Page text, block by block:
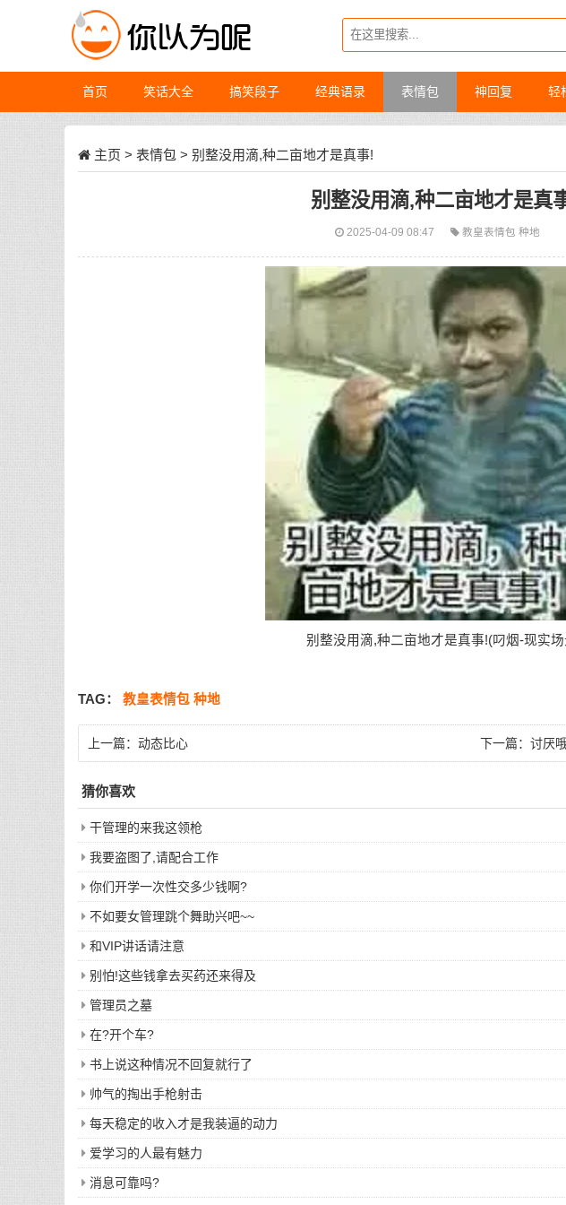
首页 笑话大全 搞笑段子 经典语录 表情包 神回复 轻
主页 > 表情包 > 别整没用滴,种二亩地才是真事!
别整没用滴,种二亩地才是真
2025-04-09 08:47 教皇表情包种地
别整没用滴,种二亩地才是真事!(叼烟-现实场
TAG： 教皇表情包 种地
上一篇： 动态比心 下一篇：讨厌
猜你喜欢
干管理的来我这领枪
我要盗图了,请配合工作
你们开学一次性交多少钱啊?
不如要女管理跳个舞助兴吧~~
和VIP讲话请注意
别怕!这些钱拿去买药还来得及
管理员之墓
在?开个车?
书上说这种情况不回复就行了
帅气的掏出手枪射击
每天稳定的收入才是我装逼的动力
爱学习的人最有魅力
消息可靠吗?